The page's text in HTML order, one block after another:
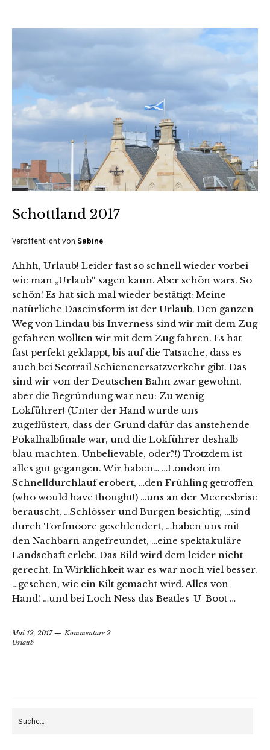
Schottland 2017
Veröffentlicht von Sabine
Ahhh, Urlaub! Leider fast so schnell wieder vorbei
wie man „Urlaub“ sagen kann. Aber schön wars. So
schön! Es hat sich mal wieder bestätigt: Meine
natürliche Daseinsform ist der Urlaub. Den ganzen
Weg von Lindau bis Inverness sind wir mit dem Zug
gefahren wollten wir mit dem Zug fahren. Es hat
fast perfekt geklappt, bis auf die Tatsache, dass es
auch bei Scotrail Schienenersatzverkehr gibt. Das
sind wir von der Deutschen Bahn zwar gewohnt,
aber die Begründung war neu: Zu wenig
Lokführer! (Unter der Hand wurde uns
zugeflüstert, dass der Grund dafür das anstehende
Pokalhalbfinale war, und die Lokführer deshalb
blau machten. Unbelievable, oder?!) Trotzdem ist
alles gut gegangen. Wir haben… …London im
Schnelldurchlauf erobert, …den Frühling getroffen
(who would have thought!) …uns an der Meeresbrise
berauscht, …Schlösser und Burgen besichtig, …sind
durch Torfmoore geschlendert, …haben uns mit
den Nachbarn angefreundet, …eine spektakuläre
Landschaft erlebt. Das Bild wird dem leider nicht
gerecht. In Wirklichkeit war es war noch viel besser.
…gesehen, wie ein Kilt gemacht wird. Alles von
Hand! …und bei Loch Ness das Beatles-U-Boot …
Mai 12, 2017
Kommentare 2
Urlaub